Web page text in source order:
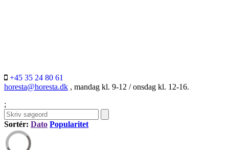
+45 35 24 80 61
horesta@horesta.dk , mandag kl. 9-12 / onsdag kl. 12-16.
;
Sortér: Dato Popularitet